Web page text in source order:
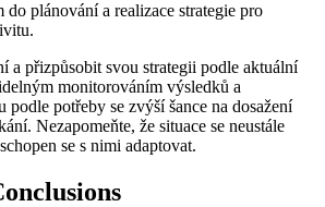
do plánování a realizace strategie pro
a přizpůsobit svou strategii podle aktuální
monitorováním výsledků a
podle potřeby se zvýší šance na dosažení
Nezapomeňte, že situace se neustále
se s nimi adaptovat.